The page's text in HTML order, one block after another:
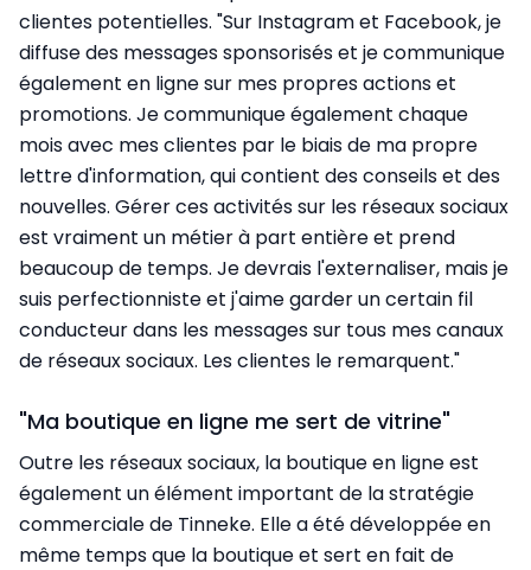
clientes potentielles. "Sur Instagram et Facebook, je
diffuse des messages sponsorisés et je communique
également en ligne sur mes propres actions et
promotions. Je communique également chaque
mois avec mes clientes par le biais de ma propre
lettre d'information, qui contient des conseils et des
nouvelles. Gérer ces activités sur les réseaux sociaux
est vraiment un métier à part entière et prend
beaucoup de temps. Je devrais l'externaliser, mais je
suis perfectionniste et j'aime garder un certain fil
conducteur dans les messages sur tous mes canaux
de réseaux sociaux. Les clientes le remarquent."
"Ma boutique en ligne me sert de vitrine"
Outre les réseaux sociaux, la boutique en ligne est
également un élément important de la stratégie
commerciale de Tinneke. Elle a été développée en
même temps que la boutique et sert en fait de